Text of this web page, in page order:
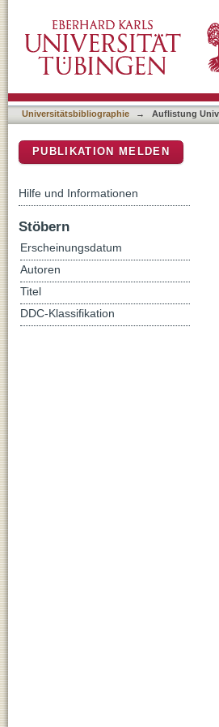
Universitätsbibliographie → Auflistung
PUBLIKATION MELDEN
Hilfe und Informationen
Stöbern
Erscheinungsdatum
Autoren
Titel
DDC-Klassifikation